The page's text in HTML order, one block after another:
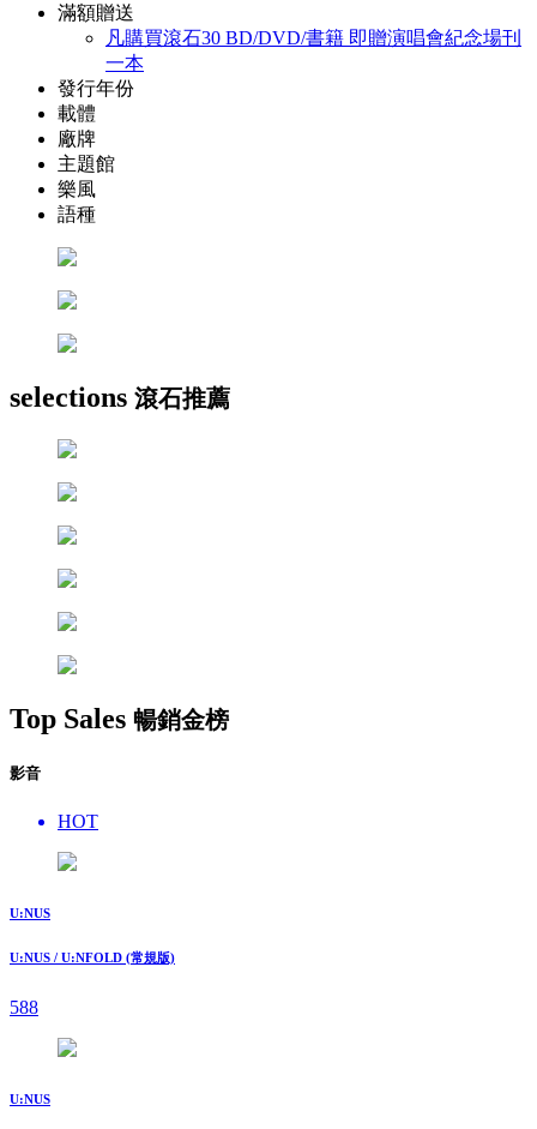
滿額贈送
凡購買滾石30 BD/DVD/書籍 即贈演唱會紀念場刊
一本
發行年份
載體
廠牌
主題館
樂風
語種
selections 滾石推薦
Top Sales 暢銷金榜
影音
HOT
U:NUS
U:NUS / U:NFOLD (常規版)
588
U:NUS